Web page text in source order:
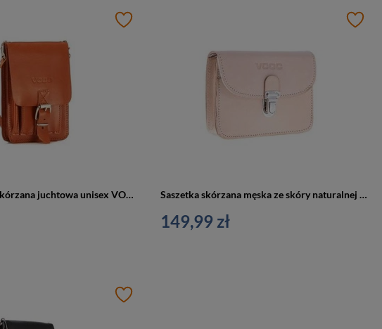
Paszportówka skórzana juchtowa unisex VOOC P19 saszetka na ramię do paska koniakowa Saszetka skórzana męska ze skóry naturalnej juchtowej VOOC P11 nerka do paska naturalna
149,99 zł